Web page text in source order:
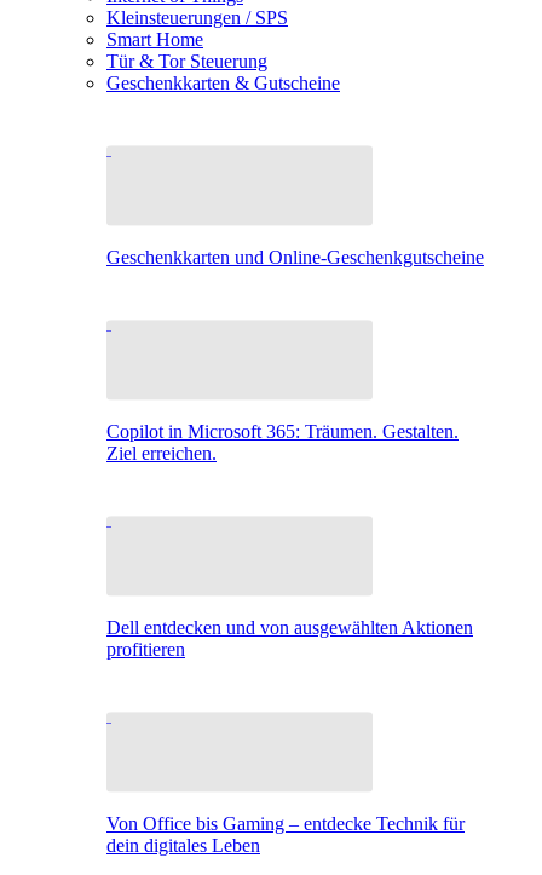
Kleinsteuerungen / SPS
Smart Home
Tür & Tor Steuerung
Geschenkkarten & Gutscheine
Geschenkkarten und Online-Geschenkgutscheine
Copilot in Microsoft 365: Träumen. Gestalten.
Ziel erreichen.
Dell entdecken und von ausgewählten Aktionen
profitieren
Von Office bis Gaming – entdecke Technik für
dein digitales Leben